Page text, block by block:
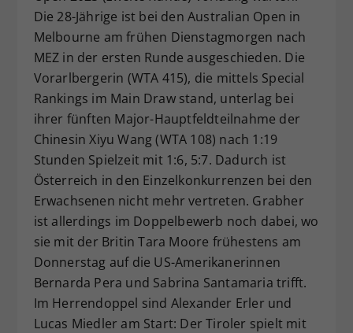
Die 28-Jährige ist bei den Australian Open in
Melbourne am frühen Dienstagmorgen nach
MEZ in der ersten Runde ausgeschieden. Die
Vorarlbergerin (WTA 415), die mittels Special
Rankings im Main Draw stand, unterlag bei
ihrer fünften Major-Hauptfeldteilnahme der
Chinesin Xiyu Wang (WTA 108) nach 1:19
Stunden Spielzeit mit 1:6, 5:7. Dadurch ist
Österreich in den Einzelkonkurrenzen bei den
Erwachsenen nicht mehr vertreten. Grabher
ist allerdings im Doppelbewerb noch dabei, wo
sie mit der Britin Tara Moore frühestens am
Donnerstag auf die US-Amerikanerinnen
Bernarda Pera und Sabrina Santamaria trifft.
Im Herrendoppel sind Alexander Erler und
Lucas Miedler am Start: Der Tiroler spielt mit
Zweck
Dieser Wert speichert Ihre Consent-
Einstellungen. Unter anderem eine
zufällig generierte ID, für die
historische Speicherung Ihrer
vorgenommen Einstellungen, falls der
Webseiten-Betreiber dies eingestellt
hat.